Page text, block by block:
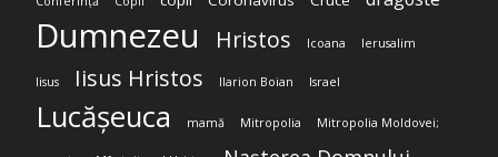
Dumnezeu Hristos Icoana Ierusalim
Iisus Iisus Hristos Ilarion Boian Israel
Lucășeuca mamă Mitropolia Mitropolia Moldovei;